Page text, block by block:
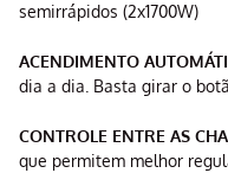
semirrápidos (2x1700W)
ACENDIMENTO
dia a dia. Basta girar o
CONTROLE ENTRE AS
que permitem melhor